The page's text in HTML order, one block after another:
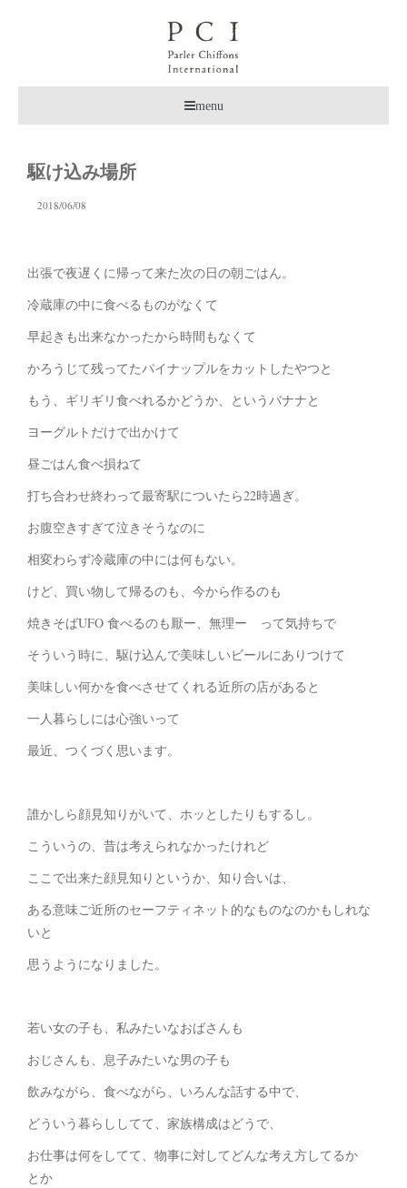
menu
駆け込み場所
2018/06/08
出張で夜遅くに帰って来た次の日の朝ごはん。
冷蔵庫の中に食べるものがなくて
早起きも出来なかったから時間もなくて
かろうじて残ってたパイナップルをカットしたやつと
もう、ギリギリ食べれるかどうか、というバナナと
ヨーグルトだけで出かけて
昼ごはん食べ損ねて
打ち合わせ終わって最寄駅についたら22時過ぎ。
お腹空きすぎて泣きそうなのに
相変わらず冷蔵庫の中には何もない。
けど、買い物して帰るのも、今から作るのも
焼きそばUFO 食べるのも厭ー、無理ー って気持ちで
そういう時に、駆け込んで美味しいビールにありつけて
美味しい何かを食べさせてくれる近所の店があると
一人暮らしには心強いって
最近、つくづく思います。
誰かしら顔見知りがいて、ホッとしたりもするし。
こういうの、昔は考えられなかったけれど
ここで出来た顔見知りというか、知り合いは、
ある意味ご近所のセーフティネット的なものなのかもしれな
いと
思うようになりました。
若い女の子も、私みたいなおばさんも
おじさんも、息子みたいな男の子も
飲みながら、食べながら、いろんな話する中で、
どういう暮らししてて、家族構成はどうで、
お仕事は何をしてて、物事に対してどんな考え方してるか
とか